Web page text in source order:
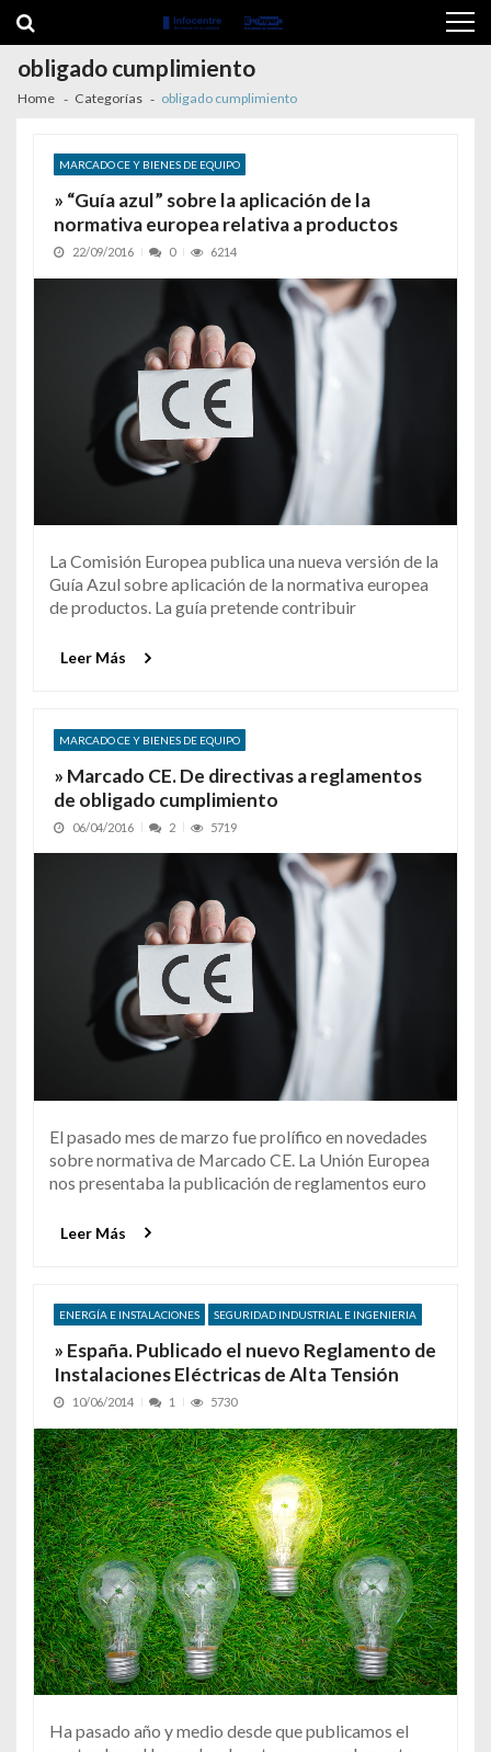
obligado cumplimiento
Home Categorías obligado cumplimiento
MARCADO CE Y BIENES DE EQUIPO
» “Guía azul” sobre la aplicación de la
normativa europea relativa a productos
22/09/2016 0 6214
La Comisión Europea publica una nueva versión de la
Guía Azul sobre aplicación de la normativa europea
de productos. La guía pretende contribuir
Leer Más
MARCADO CE Y BIENES DE EQUIPO
» Marcado CE. De directivas a reglamentos
de obligado cumplimiento
06/04/2016 2 5719
El pasado mes de marzo fue prolífico en novedades
sobre normativa de Marcado CE. La Unión Europea
nos presentaba la publicación de reglamentos euro
Leer Más
ENERGÍA E INSTALACIONES SEGURIDAD INDUSTRIAL E INGENIERIA
» España. Publicado el nuevo Reglamento de
Instalaciones Eléctricas de Alta Tensión
10/06/2014 1 5730
Ha pasado año y medio desde que publicamos el